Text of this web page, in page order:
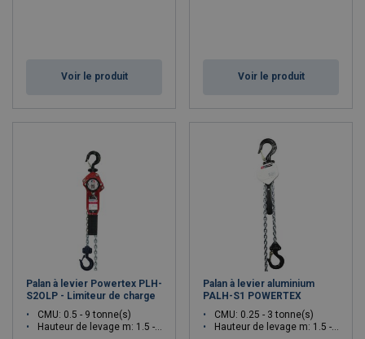
Voir le produit Voir le produit
Palan à levier Powertex PLH-
S2OLP - Limiteur de charge
CMU: 0.5 - 9 tonne(s)
Hauteur de levage m: 1.5 - 3
Palan à levier aluminium
PALH-S1 POWERTEX
CMU: 0.25 - 3 tonne(s)
Hauteur de levage m: 1.5 - 3